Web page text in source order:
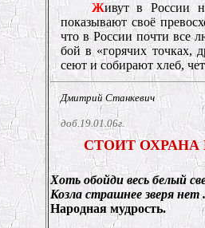
Живут в России
показывают своё
что в России почти все
бой в «горячих точках,
сеют и собирают хлеб,
Дмитрий Станкевич
доб.19.01.06г.
СТОИТ ОХРАНА
Хоть обойди весь белый
Козла страшнее зверя нет .
Народная мудрость.